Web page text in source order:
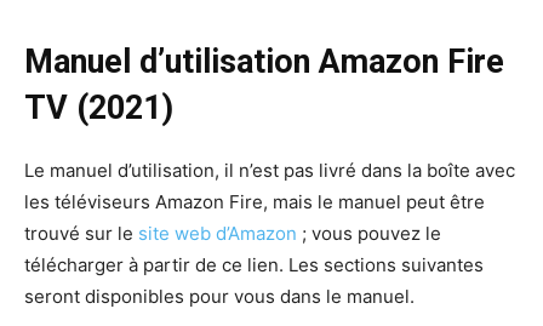
Manuel d’utilisation Amazon Fire
TV (2021)
Le manuel d’utilisation, il n’est pas livré dans la boîte avec
les téléviseurs Amazon Fire, mais le manuel peut être
trouvé sur le site web d’Amazon ; vous pouvez le
télécharger à partir de ce lien. Les sections suivantes
seront disponibles pour vous dans le manuel.